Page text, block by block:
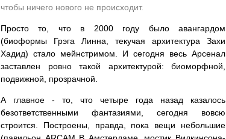
чтобы ничего нового не происходит.
Просто то, что в 2000 году было авангардом
(биоформы Грэга Линна, текучая архитектура Захи
Хадид) стало мейнстримом. И сегодня весь Арсенал
заставлен ровно такой архитектурой: биоморфной,
подвижной, прозрачной.
А главное - то, что четыре года назад казалось
безответственными фантазиями, сегодня вовсю
строится. Построены, правда, пока вещи небольшие